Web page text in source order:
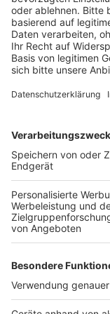
Anzeige
feierlich ihren
Vereidigungsfeier
teilgenommen.
Anzeige
Anzeige